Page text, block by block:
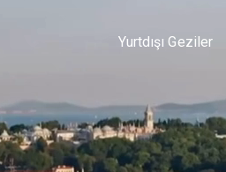
Yurtdışı Geziler